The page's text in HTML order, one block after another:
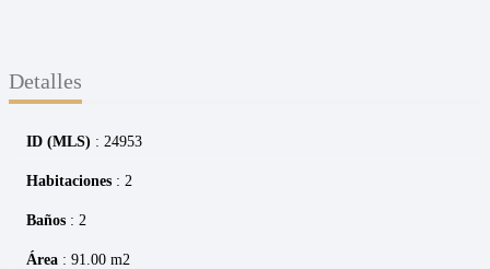
Detalles
ID (MLS) : 24953
Habitaciones : 2
Baños : 2
Área : 91.00 m2